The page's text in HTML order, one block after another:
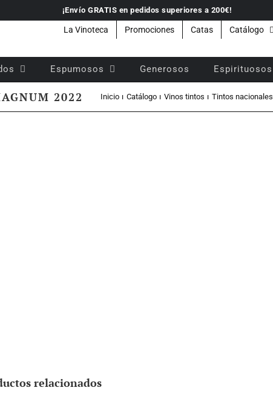
¡Envío GRATIS en pedidos superiores a 200€!
La Vinoteca Promociones Catas Catálogo
Espumosos Generosos Espirituosos
2022 Inicio Catálogo Vinos tintos Tintos nacionales
relacionados